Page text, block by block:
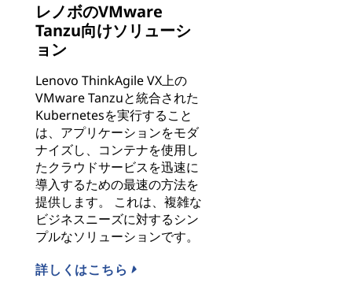
レノボのVMware
Tanzu向けソリューシ
ョン
Lenovo ThinkAgile VX上の
VMware Tanzuと統合された
Kubernetesを実行すること
は、アプリケーションをモダ
ナイズし、コンテナを使用し
たクラウドサービスを迅速に
導入するための最速の方法を
提供します。 これは、複雑な
ビジネスニーズに対するシン
プルなソリューションです。
詳しくはこちら